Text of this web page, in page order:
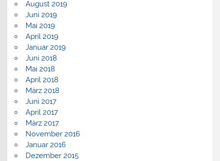
August 2019
Juni 2019
Mai 2019
April 2019
Januar 2019
Juni 2018
Mai 2018
April 2018
März 2018
Juni 2017
April 2017
März 2017
November 2016
Januar 2016
Dezember 2015